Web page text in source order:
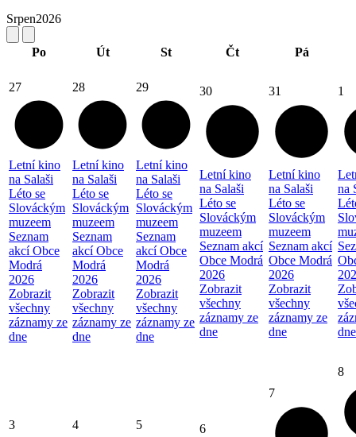
Srpen2026
Po Út St Čt Pá
27
Letní kino
na Salaši
Léto se
Slováckým
muzeem
Seznam
akcí Obce
Modrá
2026
Zobrazit
všechny
záznamy ze
dne
28
Letní kino
na Salaši
Léto se
Slováckým
muzeem
Seznam
akcí Obce
Modrá
2026
Zobrazit
všechny
záznamy ze
dne
29
Letní kino
na Salaši
Léto se
Slováckým
muzeem
Seznam
akcí Obce
Modrá
2026
Zobrazit
všechny
záznamy ze
dne
30
Letní kino
na Salaši
Léto se
Slováckým
muzeem
Seznam akcí
Obce Modrá
2026
Zobrazit
všechny
záznamy ze
dne
31
Letní kino
na Salaši
Léto se
Slováckým
muzeem
Seznam akcí
Obce Modrá
2026
Zobrazit
všechny
záznamy ze
dne
1
na
dne
3 4 5 6
7
8